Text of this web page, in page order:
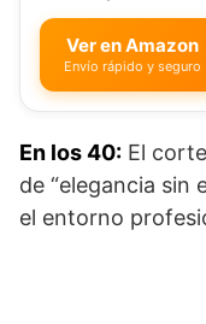
Ver en Amazon
Envío rápido y seguro
En los 40: El corte
de “elegancia sin
el entorno